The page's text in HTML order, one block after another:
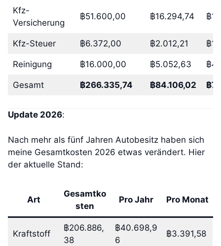
Kfz-
Versicherung
฿51.600,00 ฿16.294,74 ฿
Kfz-Steuer ฿6.372,00 ฿2.012,21 ฿
Reinigung ฿16.000,00 ฿5.052,63 ฿
Gesamt ฿266.335,74 ฿84.106,02 ฿
Update 2026:
Nach mehr als fünf Jahren Autobesitz haben sich
meine Gesamtkosten 2026 etwas verändert. Hier
der aktuelle Stand:
Art
Gesamtko
sten
Pro Jahr Pro Monat
Kraftstoff
฿206.886,
38
฿40.698,9
6
฿3.391,58